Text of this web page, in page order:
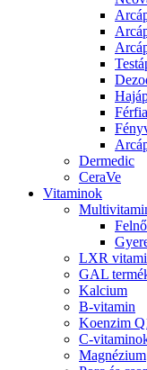
Dermedic
CeraVe
Vitaminok
LXR
GAL
Kalcium
B-vitamin
Koenzim
C-
Magnézium